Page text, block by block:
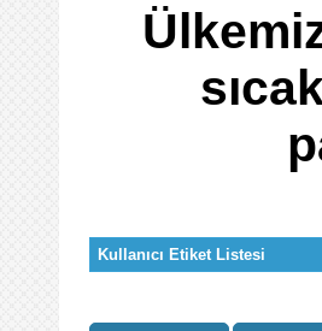
Kullanıcı Etiket Listesi